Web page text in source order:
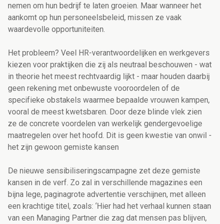
nemen om hun bedrijf te laten groeien. Maar wanneer het
aankomt op hun personeelsbeleid, missen ze vaak
waardevolle opportuniteiten.
Het probleem? Veel HR-verantwoordelijken en werkgevers
kiezen voor praktijken die zij als neutraal beschouwen - wat
in theorie het meest rechtvaardig lijkt - maar houden daarbij
geen rekening met onbewuste vooroordelen of de
specifieke obstakels waarmee bepaalde vrouwen kampen,
vooral de meest kwetsbaren. Door deze blinde vlek zien
ze de concrete voordelen van werkelijk gendergevoelige
maatregelen over het hoofd. Dit is geen kwestie van onwil -
het zijn gewoon gemiste kansen
De nieuwe sensibiliseringscampagne zet deze gemiste
kansen in de verf. Zo zal in verschillende magazines een
bijna lege, paginagrote advertentie verschijnen, met alleen
een krachtige titel, zoals: ‘Hier had het verhaal kunnen staan
van een Managing Partner die zag dat mensen pas blijven,